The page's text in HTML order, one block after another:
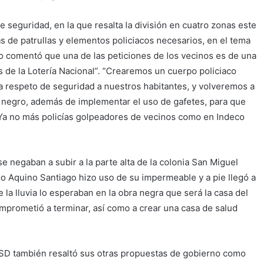
seguridad, en la que resalta la división en cuatro zonas este
de patrullas y elementos policiacos necesarios, en el tema
que una de las peticiones de los vecinos es de una
la Lotería Nacional”. “Crearemos un cuerpo policiaco
respeto de seguridad a nuestros habitantes, y volveremos a
además de implementar el uso de gafetes, para que
no más policías golpeadores de vecinos como en Indeco
negaban a subir a la parte alta de la colonia San Miguel
Aquino Santiago hizo uso de su impermeable y a pie llegó a
lluvia lo esperaban en la obra negra que será la casa del
a terminar, así como a crear una casa de salud
también resaltó sus otras propuestas de gobierno como